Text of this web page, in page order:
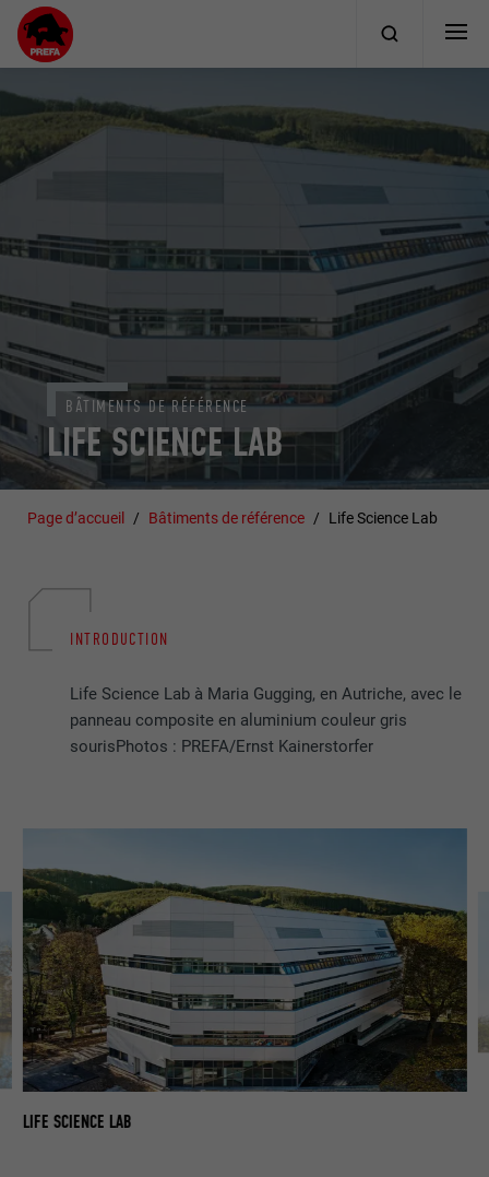
LIFE SCIENCE LAB
BÂTIMENTS DE RÉFÉRENCE
Page d’accueil Bâtiments de référence Life Science Lab
INTRODUCTION
Life Science Lab à Maria Gugging, en Autriche, avec le
panneau composite en aluminium couleur gris
sourisPhotos : PREFA/Ernst Kainerstorfer
LIFE SCIENCE LAB